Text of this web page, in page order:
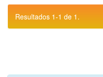
Resultados 1-1 de 1.